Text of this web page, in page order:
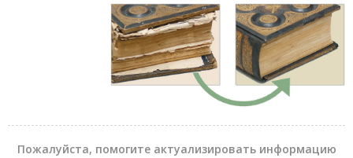
Пожалуйста, помогите актуализировать информацию